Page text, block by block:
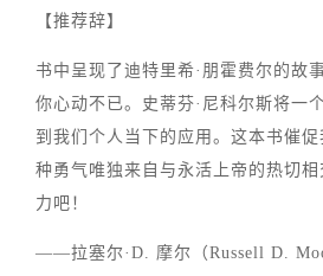
【推荐辞】
书中呈现了迪特里希·朋霍费尔的故
你心动不已。史蒂芬·尼科尔斯将一
到我们个人当下的应用。这本书催
种勇气唯独来自与永活上帝的热切
力吧！
——拉塞尔·D. 摩尔（Russell D.